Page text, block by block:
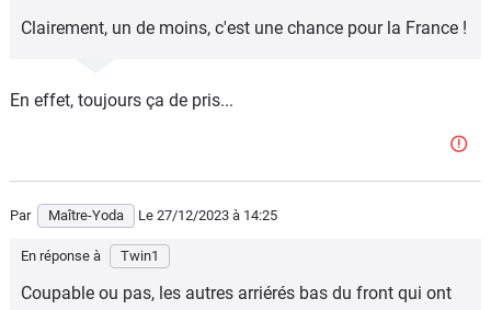
Clairement, un de moins, c'est une chance pour la France !
En effet, toujours ça de pris...
Par Maître-Yoda Le 27/12/2023 à 14:25
En réponse à Twin1
Coupable ou pas, les autres arriérés bas du front qui ont